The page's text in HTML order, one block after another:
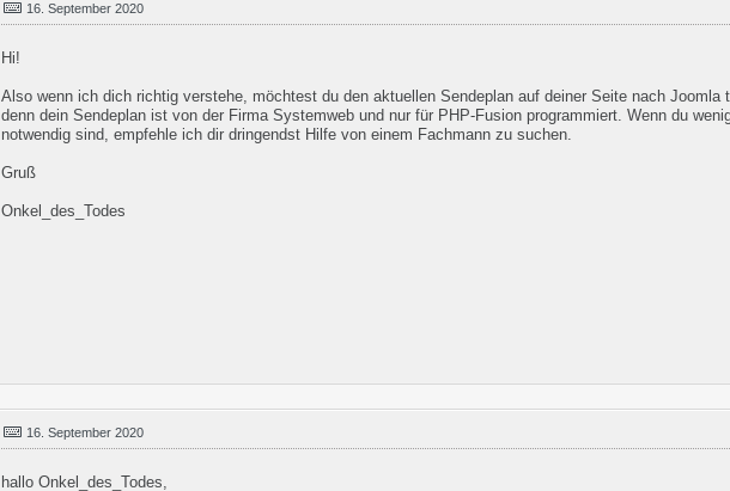
16. September 2020
Hi!
Also wenn ich dich richtig verstehe, möchtest du den aktuellen Sendeplan auf deiner Seite nach
denn dein Sendeplan ist von der Firma Systemweb und nur für PHP-Fusion programmiert. Wenn du
notwendig sind, empfehle ich dir dringendst Hilfe von einem Fachmann zu suchen.
Gruß
Onkel_des_Todes
16. September 2020
hallo Onkel_des_Todes,